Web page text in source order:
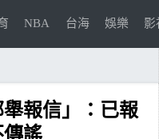
NBA 台海 娛樂 影
報信」：已報
謠